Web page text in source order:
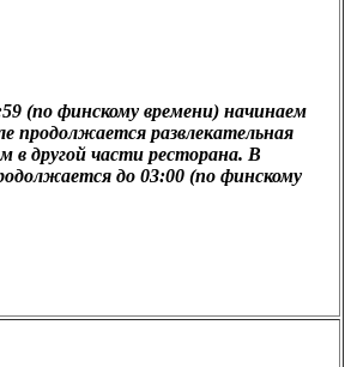
(по финскому времени) начинаем
продолжается развлекательная
другой части ресторана. В
до 03:00 (по финскому